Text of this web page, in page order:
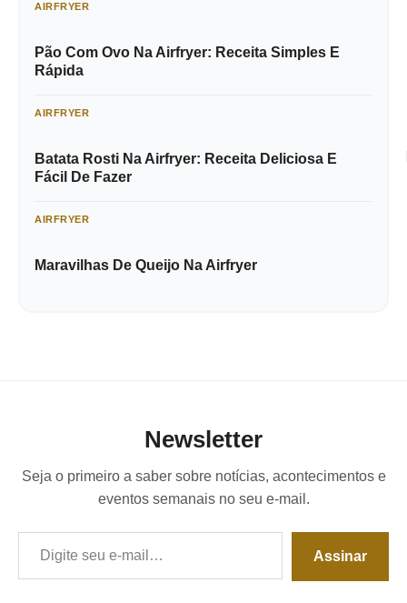
AIRFRYER
Pão Com Ovo Na Airfryer: Receita Simples E
Rápida
AIRFRYER
Batata Rosti Na Airfryer: Receita Deliciosa E
Fácil De Fazer
AIRFRYER
Maravilhas De Queijo Na Airfryer
Newsletter
Seja o primeiro a saber sobre notícias, acontecimentos e
eventos semanais no seu e-mail.
Digite seu e-mail…
Assinar